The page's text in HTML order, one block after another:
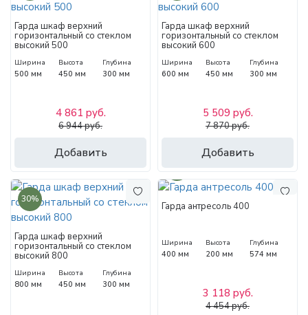
Гарда шкаф верхний
горизонтальный со стеклом
высокий 500
Ширина
500 мм
Высота
450 мм
Глубина
300 мм
Добавить
4 861 руб.
6 944 руб.
Гарда шкаф верхний
горизонтальный со стеклом
высокий 600
Ширина
600 мм
Высота
450 мм
Глубина
300 мм
Добавить
5 509 руб.
7 870 руб.
30%
Гарда шкаф верхний
горизонтальный со стеклом
высокий 800
Ширина
800 мм
Высота
450 мм
Глубина
300 мм
Гарда антресоль 400
Ширина
400 мм
Высота
200 мм
Глубина
574 мм
3 118 руб.
4 454 руб.